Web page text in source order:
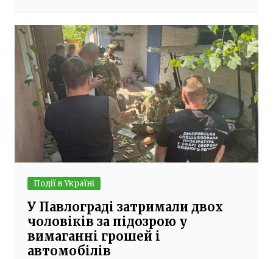
Події в Україні
У Павлограді затримали двох
чоловіків за підозрою у
вимаганні грошей і
автомобілів